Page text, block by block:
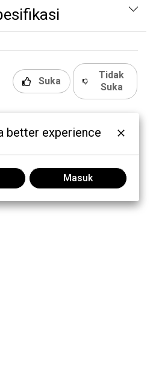
Suka
Tidak
Suka
better experience
Masuk